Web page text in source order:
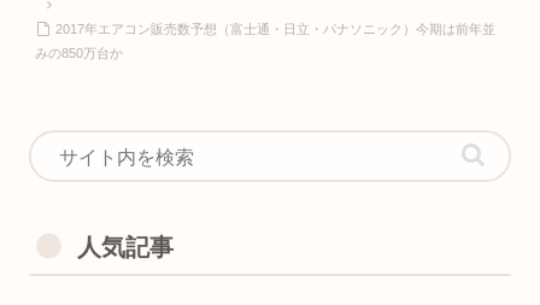
2017年エアコン販売数予想（富士通・日立・パナソニック）今期は前年並
みの850万台か
人気記事